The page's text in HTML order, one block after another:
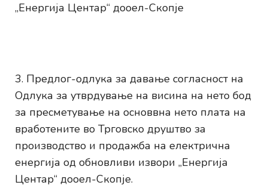
„Енергија Центар“ дооел-Скопје
Предлог-одлука за давање согласност на
Одлука за утврдувањe на висина на нето бод
за пресметување на основвна нето плата на
вработените во Трговско друштво за
производство и продажба на електрична
енергија од обновливи извори „Енергија
Центар“ дооел-Скопје.